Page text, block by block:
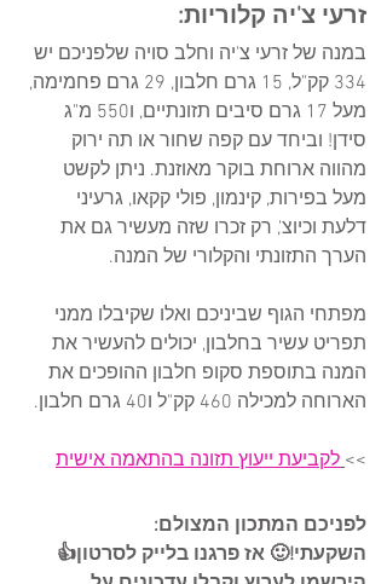
זרעי צ'יה קלוריות:
במנה של זרעי צ'יה וחלב סויה שלפניכם יש
334 קק"ל, 15 גרם חלבון, 29 גרם פחמימה,
מעל 17 גרם סיבים תזונתיים, ו550 מ"ג
סידן! וביחד עם קפה שחור או תה ירוק
מהווה ארוחת בוקר מאוזנת. ניתן לקשט
מעל בפירות, קינמון, פולי קקאו, גרעיני
דלעת וכיוצ', רק זכרו שזה מעשיר גם את
הערך התזונתי והקלורי של המנה.
מפתחי הגוף שביניכם ואלו שקיבלו ממני
תפריט עשיר בחלבון, יכולים להעשיר את
המנה בתוספת סקופ חלבון ההופכים את
הארוחה למכילה 460 קק"ל ו40 גרם חלבון.
>> לקביעת ייעוץ תזונה בהתאמה אישית
לפניכם המתכון המצולם:
השקעתי!🙂 אז פרגנו בלייק לסרטון👍